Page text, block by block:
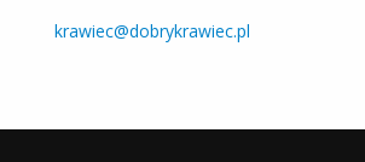
krawiec@dobrykrawiec.pl